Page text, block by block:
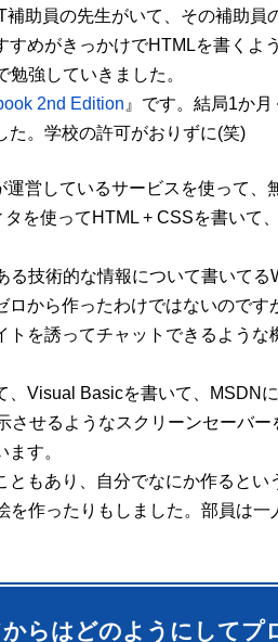
助員の先生がいて、その補助員
めがきっかけでHTMLを書くよ
強していきました。
2nd Edition 』です。結局1か
た。学校の許可がおりずに(笑)
運営しているサービスを使って、
を使ってHTML + CSSを書いて
技術的な情報について書いて
から作ったわけではないのです
トを誘ってチャットできるような
Visual Basicを書いて、 MSDN
させるようなスクリーンセーバ
す。
もあり、自分でなにか作ると
を作ったりもしました。部員は
らはどのようにしてプ